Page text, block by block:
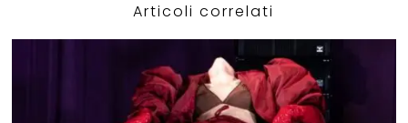
Articoli correlati